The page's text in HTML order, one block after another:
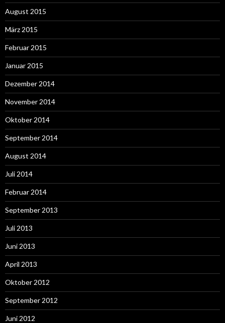
August 2015
März 2015
Februar 2015
Januar 2015
Dezember 2014
November 2014
Oktober 2014
September 2014
August 2014
Juli 2014
Februar 2014
September 2013
Juli 2013
Juni 2013
April 2013
Oktober 2012
September 2012
Juni 2012